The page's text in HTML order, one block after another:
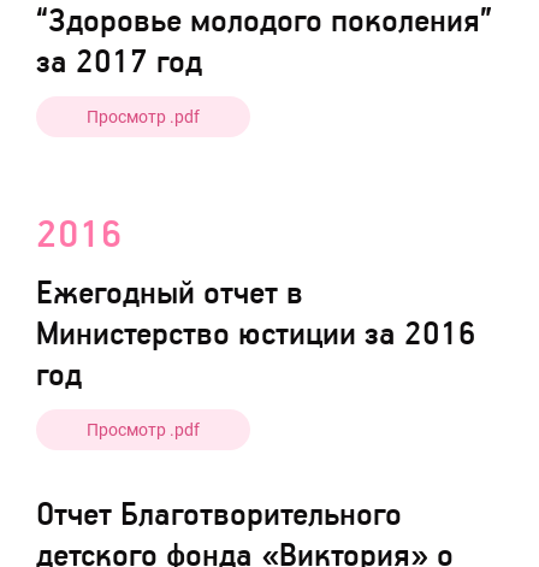
“Здоровье молодого поколения”
за 2017 год
Просмотр .pdf
2016
Ежегодный отчет в
Министерство юстиции за 2016
год
Просмотр .pdf
Отчет Благотворительного
детского фонда «Виктория» о